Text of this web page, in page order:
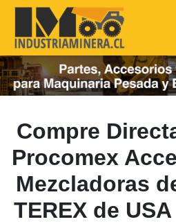
Compre
Procomex
Mezcladoras
TEREX de